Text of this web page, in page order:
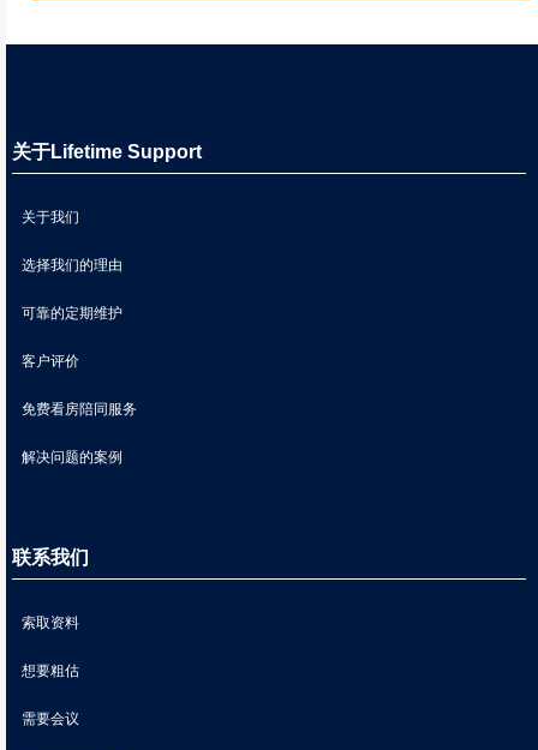
关于Lifetime Support
关于我们
选择我们的理由
可靠的定期维护
客户评价
免费看房陪同服务
解决问题的案例
联系我们
索取资料
想要粗估
需要会议